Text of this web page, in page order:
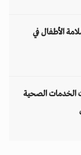
الأطفال في
الخدمات الصحية